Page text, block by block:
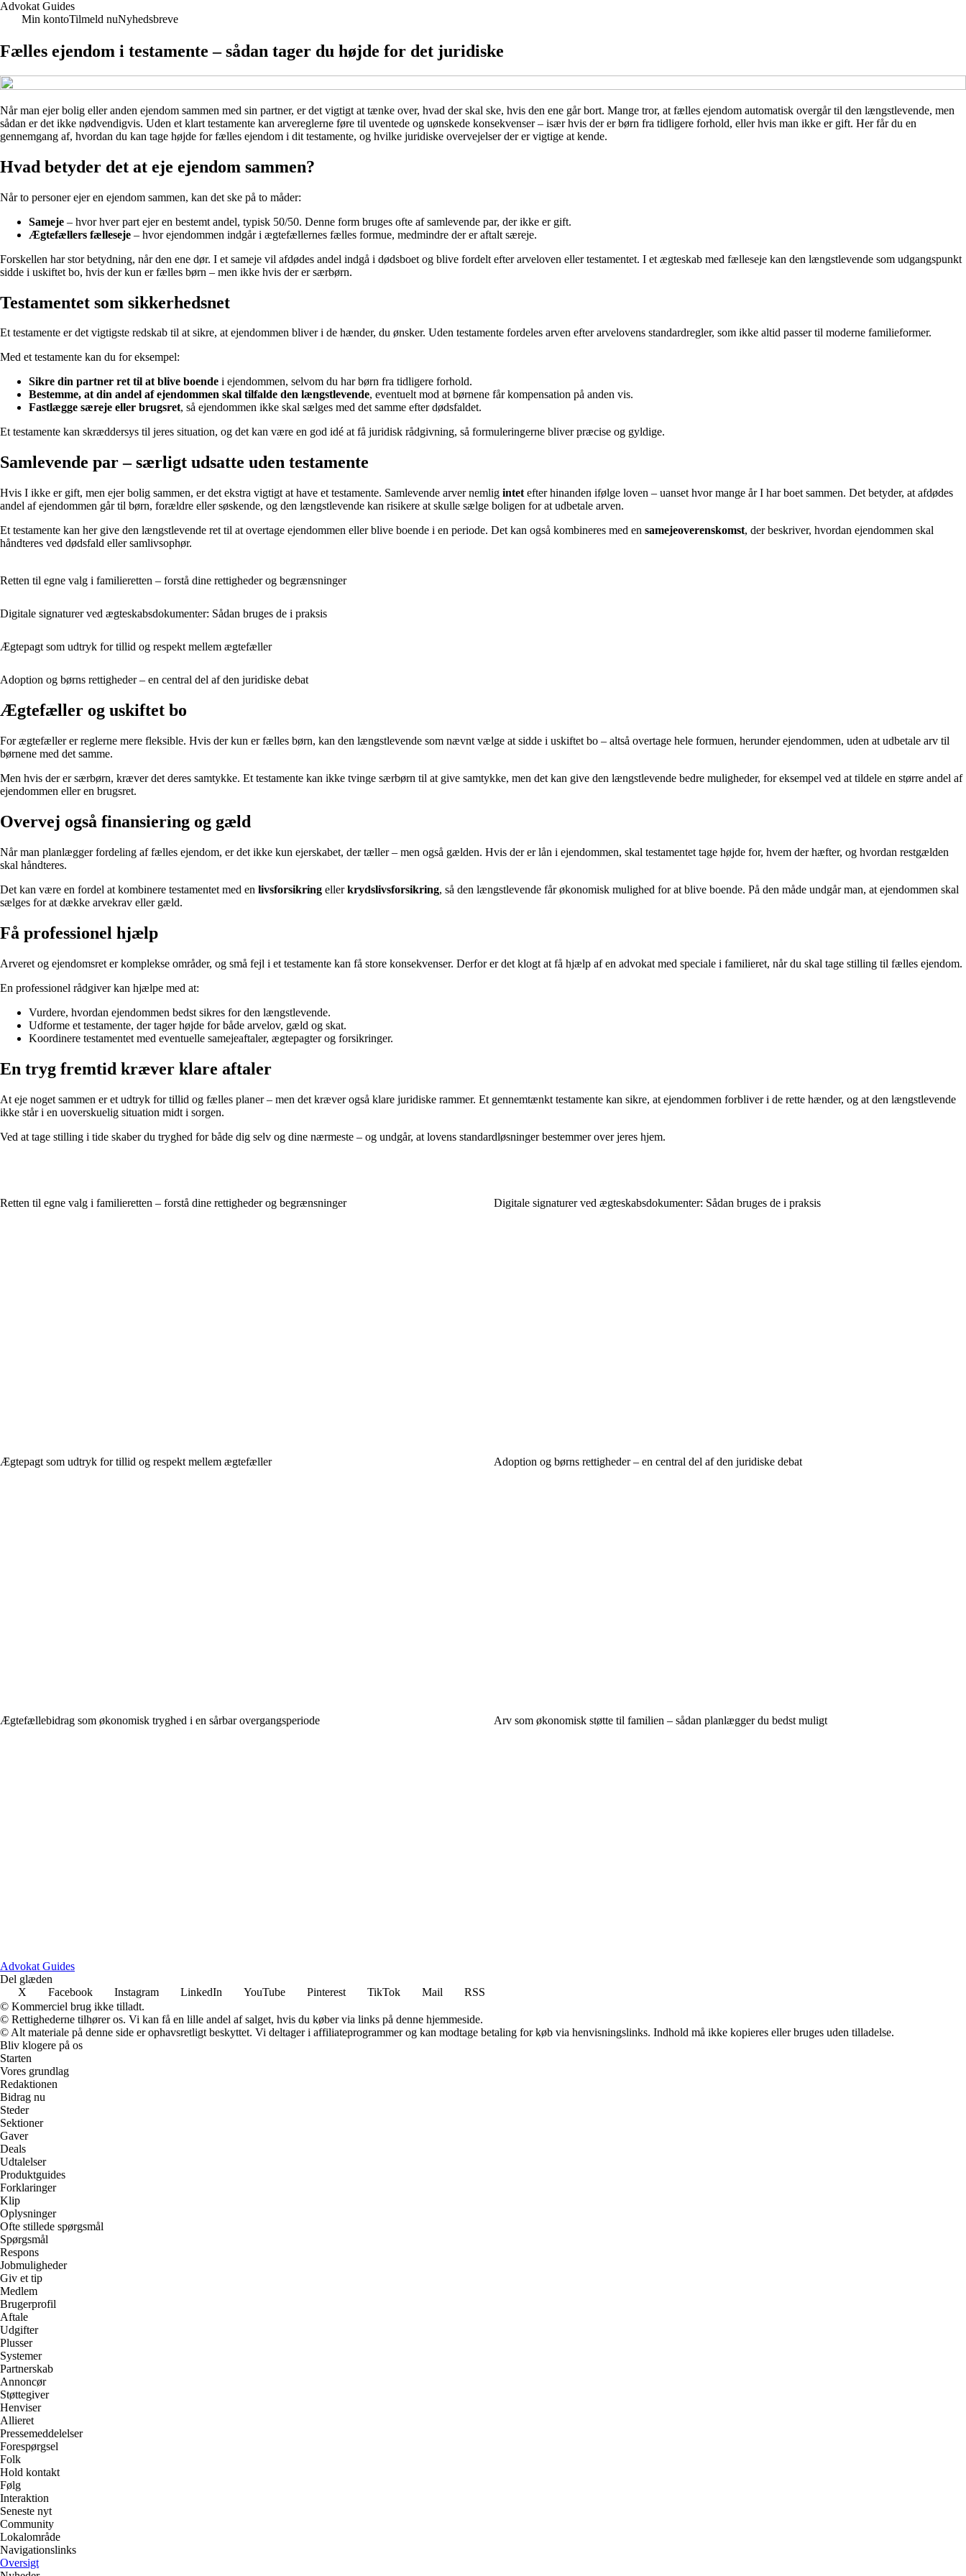
Advokat Guides
Min kontoTilmeld nuNyhedsbreve
Fælles ejendom i testamente – sådan tager du højde for det juridiske
Når man ejer bolig eller anden ejendom sammen med sin partner, er det vigtigt at tænke over, hvad der skal ske, hvis den ene går bort. Mange tror, at fælles ejendom automatisk overgår til den længstlevende, men
sådan er det ikke nødvendigvis. Uden et klart testamente kan arvereglerne føre til uventede og uønskede konsekvenser – især hvis der er børn fra tidligere forhold, eller hvis man ikke er gift. Her får du en
gennemgang af, hvordan du kan tage højde for fælles ejendom i dit testamente, og hvilke juridiske overvejelser der er vigtige at kende.
Hvad betyder det at eje ejendom sammen?
Når to personer ejer en ejendom sammen, kan det ske på to måder:
Sameje – hvor hver part ejer en bestemt andel, typisk 50/50. Denne form bruges ofte af samlevende par, der ikke er gift.
Ægtefællers fælleseje – hvor ejendommen indgår i ægtefællernes fælles formue, medmindre der er aftalt særeje.
Forskellen har stor betydning, når den ene dør. I et sameje vil afdødes andel indgå i dødsboet og blive fordelt efter arveloven eller testamentet. I et ægteskab med fælleseje kan den længstlevende som udgangspunkt
sidde i uskiftet bo, hvis der kun er fælles børn – men ikke hvis der er særbørn.
Testamentet som sikkerhedsnet
Et testamente er det vigtigste redskab til at sikre, at ejendommen bliver i de hænder, du ønsker. Uden testamente fordeles arven efter arvelovens standardregler, som ikke altid passer til moderne familieformer.
Med et testamente kan du for eksempel:
Sikre din partner ret til at blive boende i ejendommen, selvom du har børn fra tidligere forhold.
Bestemme, at din andel af ejendommen skal tilfalde den længstlevende, eventuelt mod at børnene får kompensation på anden vis.
Fastlægge særeje eller brugsret, så ejendommen ikke skal sælges med det samme efter dødsfaldet.
Et testamente kan skræddersys til jeres situation, og det kan være en god idé at få juridisk rådgivning, så formuleringerne bliver præcise og gyldige.
Samlevende par – særligt udsatte uden testamente
Hvis I ikke er gift, men ejer bolig sammen, er det ekstra vigtigt at have et testamente. Samlevende arver nemlig intet efter hinanden ifølge loven – uanset hvor mange år I har boet sammen. Det betyder, at afdødes
andel af ejendommen går til børn, forældre eller søskende, og den længstlevende kan risikere at skulle sælge boligen for at udbetale arven.
Et testamente kan her give den længstlevende ret til at overtage ejendommen eller blive boende i en periode. Det kan også kombineres med en samejeoverenskomst, der beskriver, hvordan ejendommen skal
håndteres ved dødsfald eller samlivsophør.
Retten til egne valg i familieretten – forstå dine rettigheder og begrænsninger
Digitale signaturer ved ægteskabsdokumenter: Sådan bruges de i praksis
Ægtepagt som udtryk for tillid og respekt mellem ægtefæller
Adoption og børns rettigheder – en central del af den juridiske debat
Ægtefæller og uskiftet bo
For ægtefæller er reglerne mere fleksible. Hvis der kun er fælles børn, kan den længstlevende som nævnt vælge at sidde i uskiftet bo – altså overtage hele formuen, herunder ejendommen, uden at udbetale arv til
børnene med det samme.
Men hvis der er særbørn, kræver det deres samtykke. Et testamente kan ikke tvinge særbørn til at give samtykke, men det kan give den længstlevende bedre muligheder, for eksempel ved at tildele en større andel af
ejendommen eller en brugsret.
Overvej også finansiering og gæld
Når man planlægger fordeling af fælles ejendom, er det ikke kun ejerskabet, der tæller – men også gælden. Hvis der er lån i ejendommen, skal testamentet tage højde for, hvem der hæfter, og hvordan restgælden
skal håndteres.
Det kan være en fordel at kombinere testamentet med en livsforsikring ellerkrydslivsforsikring, så den længstlevende får økonomisk mulighed for at blive boende. På den måde undgår man, at ejendommen skal
sælges for at dække arvekrav eller gæld.
Få professionel hjælp
Arveret og ejendomsret er komplekse områder, og små fejl i et testamente kan få store konsekvenser. Derfor er det klogt at få hjælp af en advokat med speciale i familieret, når du skal tage stilling til fælles ejendom.
En professionel rådgiver kan hjælpe med at:
Vurdere, hvordan ejendommen bedst sikres for den længstlevende.
Udforme et testamente, der tager højde for både arvelov, gæld og skat.
Koordinere testamentet med eventuelle samejeaftaler, ægtepagter og forsikringer.
En tryg fremtid kræver klare aftaler
At eje noget sammen er et udtryk for tillid og fælles planer – men det kræver også klare juridiske rammer. Et gennemtænkt testamente kan sikre, at ejendommen forbliver i de rette hænder, og at den længstlevende
ikke står i en uoverskuelig situation midt i sorgen.
Ved at tage stilling i tide skaber du tryghed for både dig selv og dine nærmeste – og undgår, at lovens standardløsninger bestemmer over jeres hjem.
Retten til egne valg i familieretten – forstå dine rettigheder og begrænsninger Digitale signaturer ved ægteskabsdokumenter: Sådan bruges de i praksis
Ægtepagt som udtryk for tillid og respekt mellem ægtefæller Adoption og børns rettigheder – en central del af den juridiske debat
Ægtefællebidrag som økonomisk tryghed i en sårbar overgangsperiode Arv som økonomisk støtte til familien – sådan planlægger du bedst muligt
Advokat Guides
Del glæden
X
Facebook Instagram LinkedIn YouTube Pinterest TikTok Mail
RSS
© Kommerciel brug ikke tilladt.
© Rettighederne tilhører os. Vi kan få en lille andel af salget, hvis du køber via links på denne hjemmeside.
© Alt materiale på denne side er ophavsretligt beskyttet. Vi deltager i affiliateprogrammer og kan modtage betaling for køb via henvisningslinks. Indhold må ikke kopieres eller bruges uden tilladelse.
Bliv klogere på os
Starten
Vores grundlag
Redaktionen
Bidrag nu
Steder
Sektioner
Gaver
Deals
Udtalelser
Produktguides
Forklaringer
Klip
Oplysninger
Ofte stillede spørgsmål
Spørgsmål
Respons
Jobmuligheder
Giv et tip
Medlem
Brugerprofil
Aftale
Udgifter
Plusser
Systemer
Partnerskab
Annoncør
Støttegiver
Henviser
Allieret
Pressemeddelelser
Forespørgsel
Folk
Hold kontakt
Følg
Interaktion
Seneste nyt
Community
Lokalområde
Navigationslinks
Oversigt